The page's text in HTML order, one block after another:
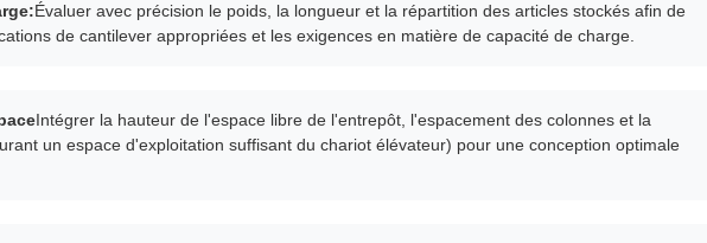
Évaluer avec précision le poids, la longueur et la répartition des articles stockés afin de
de cantilever appropriées et les exigences en matière de capacité de charge.
Intégrer la hauteur de l'espace libre de l'entrepôt, l'espacement des colonnes et la
un espace d'exploitation suffisant du chariot élévateur) pour une conception optimale